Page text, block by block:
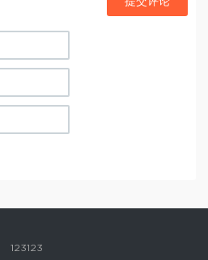
123123